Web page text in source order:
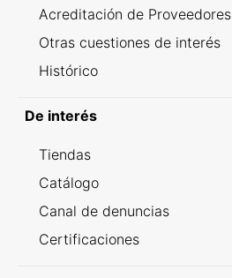
Acreditación de Proveedores
Otras cuestiones de interés
Histórico
De interés
Tiendas
Catálogo
Canal de denuncias
Certificaciones